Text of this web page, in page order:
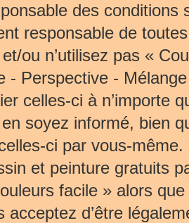
des conditions
responsable de
et/ou n’utilisez pas «
- Perspective -
celles-ci à n’importe
soyez informé, bien
ci par vous-même.
et peinture gratuits
facile » alors
acceptez d’être